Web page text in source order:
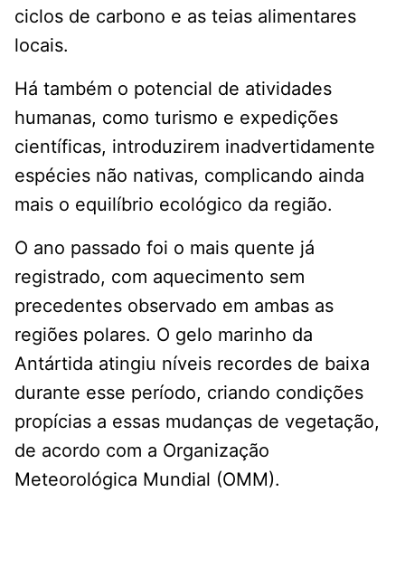
ciclos de carbono e as teias alimentares
locais.
Há também o potencial de atividades
humanas, como turismo e expedições
científicas, introduzirem inadvertidamente
espécies não nativas, complicando ainda
mais o equilíbrio ecológico da região.
O ano passado foi o mais quente já
registrado, com aquecimento sem
precedentes observado em ambas as
regiões polares. O gelo marinho da
Antártida atingiu níveis recordes de baixa
durante esse período, criando condições
propícias a essas mudanças de vegetação,
de acordo com a Organização
Meteorológica Mundial (OMM).